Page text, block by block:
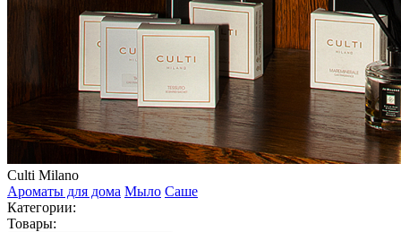
Culti Milano
Ароматы для дома Мыло Саше
Категории:
Товары: